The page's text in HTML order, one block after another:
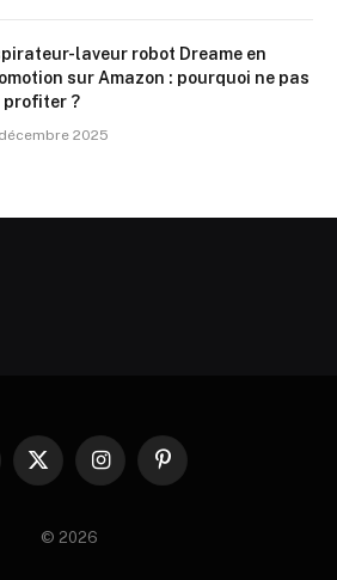
laveur robot Dreame en
sur Amazon : pourquoi ne pas
profiter ?
2025
X
InstagramPinterest
© 2026